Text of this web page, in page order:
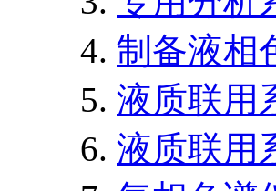
制备液相
液质联用
液质联用